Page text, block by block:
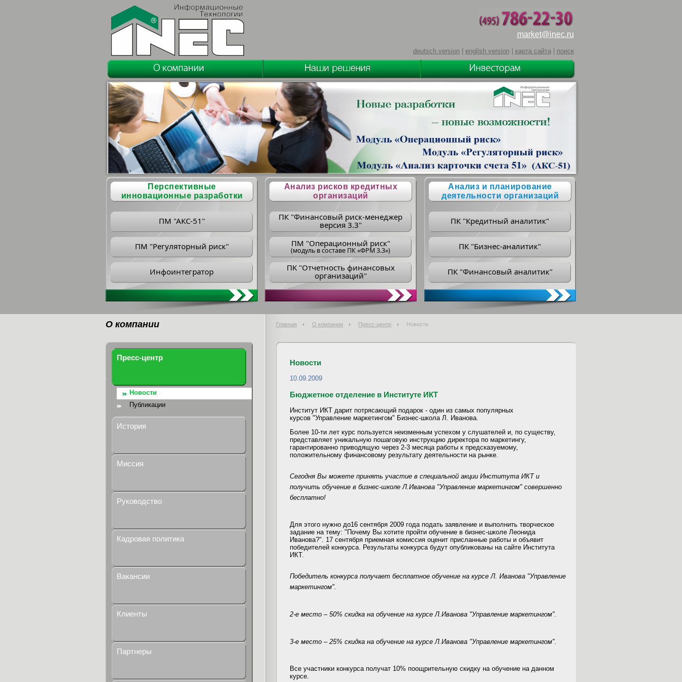
market@inec.ru
deutsch version| english version| карта сайта| поиск
Перспективные
инновационные разработки
ПМ "АКС-51"
ПМ "Регуляторный риск"
Инфоинтегратор
Анализ рисков кредитных
организаций
ПК "Финансовый риск-менеджер
версия 3.3"
ПM "Операционный риск"
(модуль в составе ПК «ФРМ 3.3»)
ПK "Отчетность финансовых
организаций"
Анализ и планирование
деятельности организаций
ПК "Кредитный аналитик"
ПК "Бизнес-аналитик"
ПК "Финансовый аналитик"
О компании Главная О компании Пресс-центр Новости
Пресс-центр
Новости
Публикации
История
Миссия
Руководство
Кадровая политика
Вакансии
Клиенты
Партнеры
Новости
10.09.2009
Бюджетное отделение в Институте ИКТ
Институт ИКТ дарит потрясающий подарок - один из самых популярных
курсов "Управление маркетингом" Бизнес-школа Л. Иванова.
Более 10-ти лет курс пользуется неизменным успехом у слушателей и, по существу,
представляет уникальную пошаговую инструкцию директора по маркетингу,
гарантированно приводящую через 2-3 месяца работы к предсказуемому,
положительному финансовому результату деятельности на рынке.
Сегодня Вы можете принять участие в специальной акции Института ИКТ и
получить обучение в бизнес-школе Л.Иванова "Управление маркетингом" совершенно
бесплатно!
Для этого нужно до16 сентября 2009 года подать заявление и выполнить творческое
задание на тему: "Почему Вы хотите пройти обучение в бизнес-школе Леонида
Иванова?". 17 сентября приемная комиссия оценит присланные работы и объявит
победителей конкурса. Результаты конкурса будут опубликованы на сайте Института
ИКТ.
Победитель конкурса получает бесплатное обучение на курсе Л. Иванова "Управление
маркетингом".
2-е место – 50% скидка на обучение на курсе Л.Иванова "Управление маркетингом".
3-е место – 25% скидка на обучение на курсе Л.Иванова "Управление маркетингом".
Все участники конкурса получат 10% поощрительную скидку на обучение на данном
курсе.